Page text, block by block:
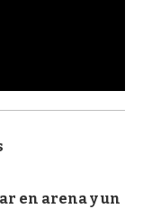
en arena y un